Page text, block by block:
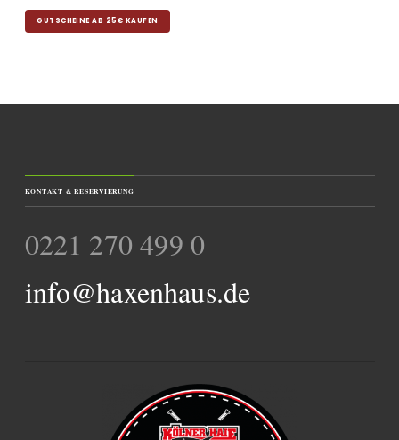
GUTSCHEINE AB 25€ KAUFEN
KONTAKT & RESERVIERUNG
0221 270 499 0
info@haxenhaus.de